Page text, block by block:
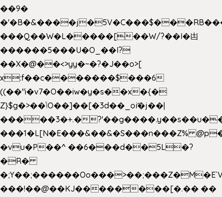
��9�
���Q��W�L�����[��W/?��I�凷
������5���U�O_��I?
��X�@��<>yy�~�?�J��o>[
x:f��c�������$���6
((��"i�v7�O��iw�y�s��x�{�
Z}$g�>��ݳO��]��[�3d��_oަi�j��|
�����3�+.�
���1�L[N�E���&��&�S���n���Z%
�vu�P��^ ��6���d��5L�?
�R�
���!��@��KJ��������[�.�� ��